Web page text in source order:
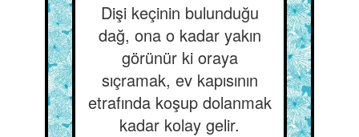
Dişi keçinin bulunduğu
dağ, ona o kadar yakın
görünür ki oraya
sıçramak, ev kapısının
etrafında koşup dolanmak
kadar kolay gelir.